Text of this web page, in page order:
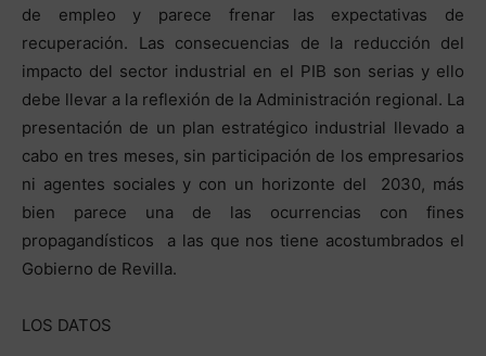
de empleo y parece frenar las expectativas de
recuperación. Las consecuencias de la reducción del
impacto del sector industrial en el PIB son serias y ello
debe llevar a la reflexión de la Administración regional. La
presentación de un plan estratégico industrial llevado a
cabo en tres meses, sin participación de los empresarios
ni agentes sociales y con un horizonte del 2030, más
bien parece una de las ocurrencias con fines
propagandísticos a las que nos tiene acostumbrados el
Gobierno de Revilla.
LOS DATOS